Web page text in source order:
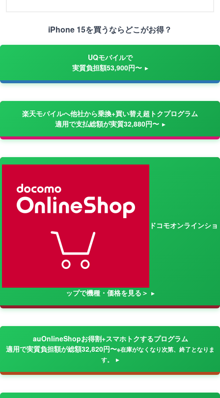
iPhone 15を買うならどこがお得？
UQモバイルで
実質負担額53,900円〜
楽天モバイルへ他社から乗換+買い替え超トクプログラム
適用で支払総額が実質32,880円〜
ドコモオンラインショ
ップで機種・価格を見る＞
auOnlineShopお得割+スマホトクするプログラム
適用で実質負担額が総額32,820円〜※在庫がなくなり次第、終了となりま
す。